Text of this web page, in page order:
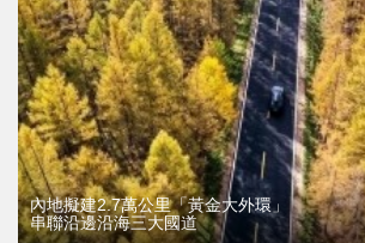
內地擬建2.7萬公里「黃金大外環」
串聯沿邊沿海三大國道